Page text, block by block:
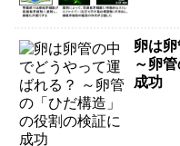
卵は
～卵
成功